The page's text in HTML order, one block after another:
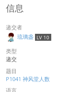
信息
递交者
琉璃盏 LV 10
类型
递交
题目
P1041 神风堂人数
语言